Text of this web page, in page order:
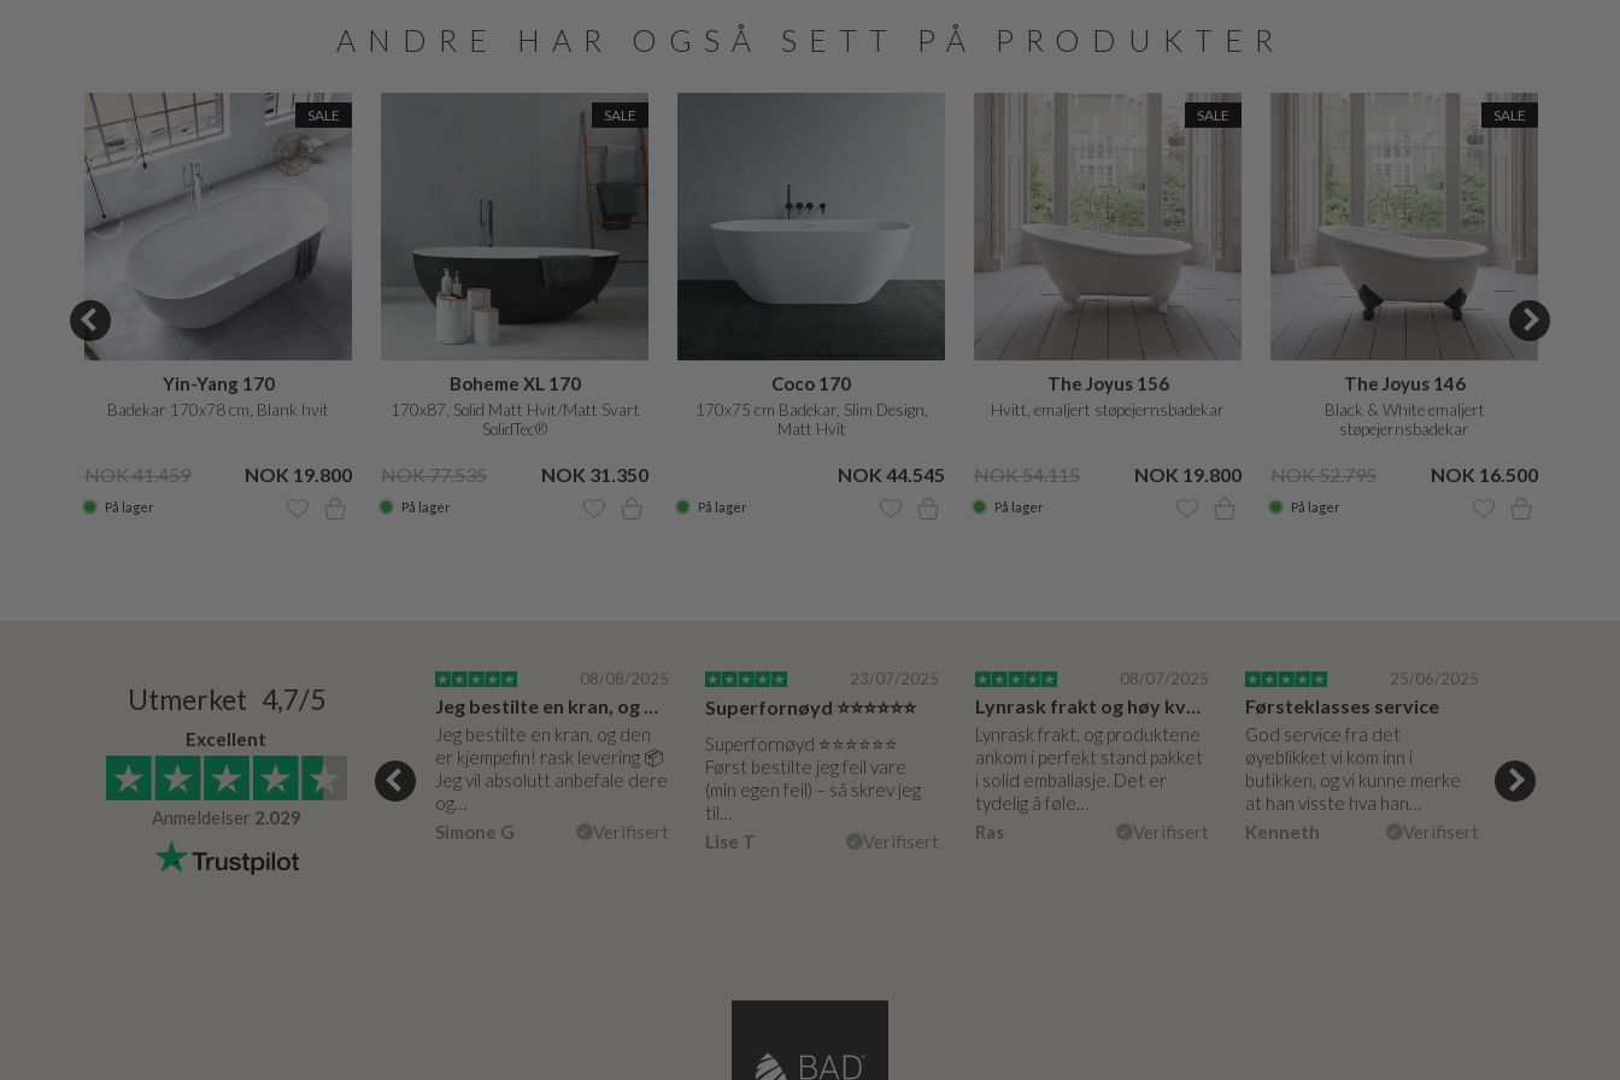
ANDRE HAR OGSÅ SETT PÅ PRODUKTER
SALE
Yin-Yang 170
Badekar 170x78 cm, Blank hvit
NOK 41.459 NOK 19.800
På lager
SALE
Boheme XL 170
170x87, Solid Matt Hvit/Matt Svart
SolidTec®
NOK 77.535 NOK 31.350
På lager
Coco 170
170x75 cm Badekar, Slim Design,
Matt Hvit
NOK 44.545
På lager
SALE
The Joyus 156
Hvitt, emaljert støpejernsbadekar
NOK 54.115 NOK 19.800
På lager
SALE
The Joyus 146
Black & White emaljert
støpejernsbadekar
NOK 52.795 NOK 16.500
På lager
Utmerket 4,7/5
Excellent
Anmeldelser 2.029
Verifisert
Er effektive og hjælpsomme.
Arne Petersen
Verifisert
08/08/2025
Jeg bestilte en kran, og den er kjempefin…
Jeg bestilte en kran, og den
er kjempefin! rask levering 📦
Jeg vil absolutt anbefale dere
og…
Simone G
Verifisert
23/07/2025
Superfornøyd ⭐️⭐️⭐️⭐️⭐️⭐️
Superfornøyd ⭐️⭐️⭐️⭐️⭐️⭐️
Først bestilte jeg feil vare
(min egen feil) – så skrev jeg
til…
Lise T
Verifisert
08/07/2025
Lynrask frakt og høy kvalitet
Lynrask frakt, og produktene
ankom i perfekt stand pakket
i solid emballasje. Det er
tydelig å føle…
Ras
Verifisert
25/06/2025
Førsteklasses service
God service fra det
øyeblikket vi kom inn i
butikken, og vi kunne merke
at han visste hva han…
Kenneth
Verifisert
og